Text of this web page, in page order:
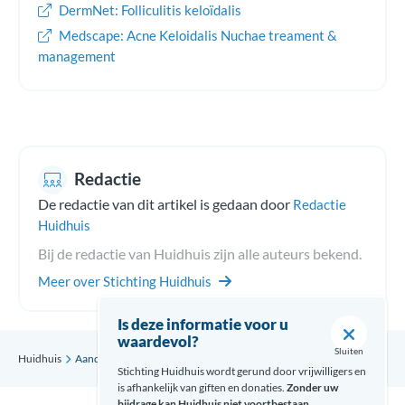
Redactie
De redactie van dit artikel is gedaan door Redactie
Huidhuis
Bij de redactie van Huidhuis zijn alle auteurs bekend.
Meer over Stichting Huidhuis
Huidhuis Aandoening
DermNet: Folliculitis keloïdalis
Medscape: Acne Keloidalis Nuchae treament &
management
Is deze informatie voor u
waardevol?
Sluiten
Stichting Huidhuis wordt gerund door vrijwilligers en
is afhankelijk van giften en donaties. Zonder uw